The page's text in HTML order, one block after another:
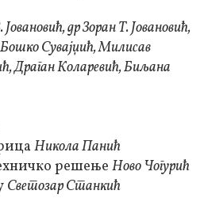
др Зоран Т. Јовановић,
Сувајџић, Милисав
Драган Коларевић, Биљана
Никола Панић
решењеНово Чогурић
Светозар Станкић